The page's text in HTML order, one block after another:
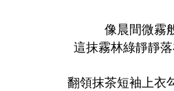
像晨間微霧
這抹霧林綠靜靜
翻領抹茶短袖上衣